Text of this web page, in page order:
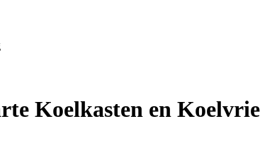
Koelkasten en